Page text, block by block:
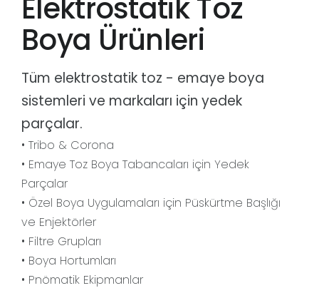
Elektrostatik Toz
Boya Ürünleri
Tüm elektrostatik toz - emaye boya
sistemleri ve markaları için yedek
parçalar.
• Tribo & Corona
• Emaye Toz Boya Tabancaları için Yedek
Parçalar
• Özel Boya Uygulamaları için Püskürtme Başlığı
ve Enjektörler
• Filtre Grupları
• Boya Hortumları
• Pnömatik Ekipmanlar